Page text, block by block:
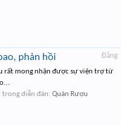
Đăng
phản hồi
rất mong nhận được sự viện trợ từ
trong diễn đàn: Quán Rượu